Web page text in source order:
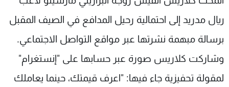
ريال مدريد إلى احتمالية رحيل المدافع في الصيف المقبل
برسالة مبهمة نشرتها عبر مواقع التواصل الاجتماعي.
وشاركت كلاريس صورة عبر حسابها على "إنستغرام"
لمقولة تحفيزية جاء فيها: "اعرف قيمتك، حينما يعاملك
عن MTV
الإنـتـاج
لاعلاناتكم
وظائف
تواصل معنا
شروط الإسـتخدام
سياسة الخصوصية